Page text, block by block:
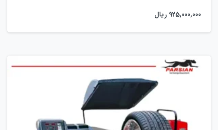
925,000,000 ریال